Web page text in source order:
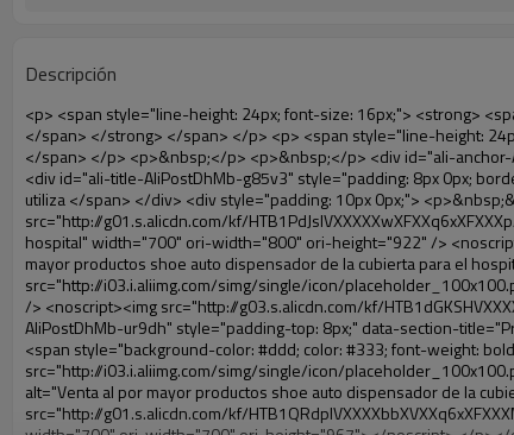
Descripción
<p> <span style="line-height: 24px; font-size: 16px;"> <strong> <span style="line-height: 27px; font-family: Arial;"> <span style="line-height: 24px;"> Nombre del producto: automático máquina de la cubierta </span> </span> </strong> </span> </p> <p> <span style="line-height: 24px; font-size: 16px;"> <strong> </strong> <strong> <span style="line-height: 24px; font-family: Arial;"> Modelo no.: XT-46B (ii) </span> </strong> </span> </p> <p>&nbsp;</p> <p>&nbsp;</p> <div id="ali-anchor-AliPostDhMb-g85v3" style="padding-top: 8px; background-color: #f5f5f5;" data-section-title="Product Uses" data-section="AliPostDhMb-g85v3"> <div id="ali-title-AliPostDhMb-g85v3" style="padding: 8px 0px; border-bottom-style: solid;"> <span style="background-color: #ddd; color: #333; font-weight: bold; padding: 8px 10px; line-height: 12px;"> Producto utiliza </span> </div> <div style="padding: 10px 0px;"> <p>&nbsp;&nbsp;<img src="http://i03.i.aliimg.com/simg/single/icon/placeholder_100x100.png" data-src="http://g01.s.alicdn.com/kf/HTB1PdJsIVXXXXXwXFXXq6xXFXXXp/200852200/HTB1PdJsIVXXXXXwXFXXq6xXFXXXp.jpg" data-alt="Venta al por mayor productos shoe auto dispensador de la cubierta para el hospital" width="700" ori-width="800" ori-height="922" /> <noscript><img src="http://g01.s.alicdn.com/kf/HTB1PdJsIVXXXXXwXFXXq6xXFXXXp/200852200/HTB1PdJsIVXXXXXwXFXXq6xXFXXXp.jpg" alt="Venta al por mayor productos shoe auto dispensador de la cubierta para el hospital" width="700" ori-width="800" ori-height="922"></noscript> </p> <p>&nbsp;</p> <p><img src="http://i03.i.aliimg.com/simg/single/icon/placeholder_100x100.png" data-src="http://g03.s.alicdn.com/kf/HTB1dGKSHVXXXXX5XXXXq6xXFXXXf/200852200/HTB1dGKSHVXXXXX5XXXXq6xXFXXXf.jpg" width="700" /> <noscript><img src="http://g03.s.alicdn.com/kf/HTB1dGKSHVXXXXX5XXXXq6xXFXXXf/200852200/HTB1dGKSHVXXXXX5XXXXq6xXFXXXf.jpg" width="700"></noscript> </p> </div> </div> <div id="ali-anchor-AliPostDhMb-ur9dh" style="padding-top: 8px;" data-section-title="Product Description" data-section="AliPostDhMb-ur9dh"> <div id="ali-title-AliPostDhMb-ur9dh" style="padding: 8px 0px; border-bottom-style: solid;"> <span style="background-color: #ddd; color: #333; font-weight: bold; padding: 8px 10px; line-height: 12px;"> Descripción del producto </span> </div> <div style="padding: 10px 0px;"><p>&nbsp;<img src="http://i03.i.aliimg.com/simg/single/icon/placeholder_100x100.png" data-src="http://g01.s.alicdn.com/kf/HTB1QRdpIVXXXXbbXVXXq6xXFXXXM/200852200/HTB1QRdpIVXXXXbbXVXXq6xXFXXXM.jpg" data-alt="Venta al por mayor productos shoe auto dispensador de la cubierta para el hospital" width="700" ori-width="700" ori-height="967" /> <noscript><img src="http://g01.s.alicdn.com/kf/HTB1QRdpIVXXXXbbXVXXq6xXFXXXM/200852200/HTB1QRdpIVXXXXbbXVXXq6xXFXXXM.jpg" alt="Venta al por mayor productos shoe auto dispensador de la cubierta para el hospital" width="700" ori-width="700" ori-height="967"></noscript> </p></div>